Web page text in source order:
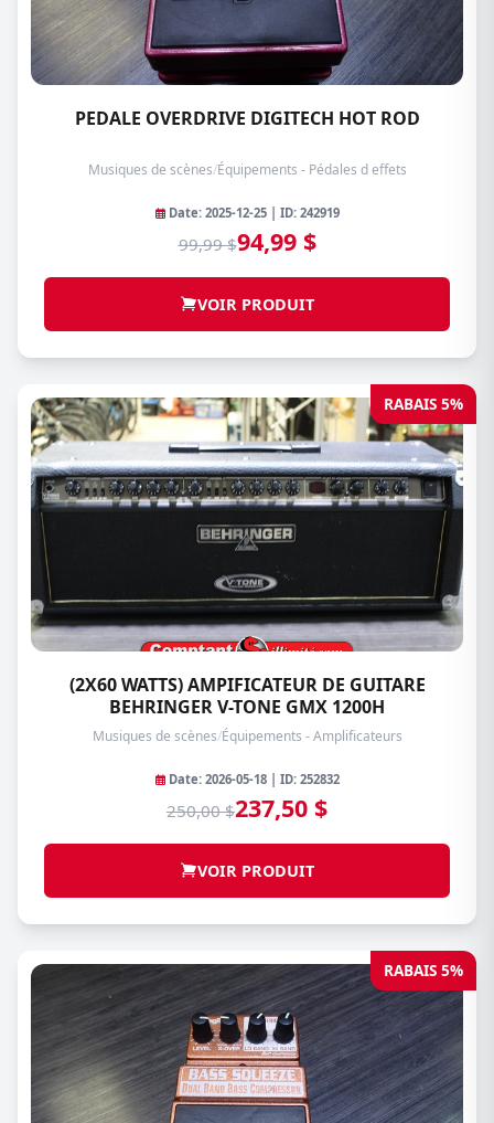
PEDALE OVERDRIVE DIGITECH HOT ROD
Musiques de scènes/Équipements - Pédales d effets
Date: 2025-12-25 | ID: 242919
99,99 $94,99 $
VOIR PRODUIT
RABAIS 5%
(2X60 WATTS) AMPIFICATEUR DE GUITARE
BEHRINGER V-TONE GMX 1200H
Musiques de scènes/Équipements - Amplificateurs
Date: 2026-05-18 | ID: 252832
250,00 $237,50 $
VOIR PRODUIT
RABAIS 5%